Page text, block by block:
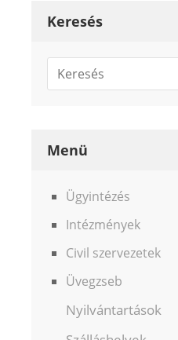
Keresés
Menü
Ügyintézés
Intézmények
Civil szervezetek
Üvegzseb
Nyilvántartások